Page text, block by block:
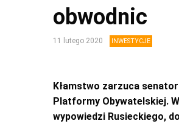
obwodnic
11 lutego 2020 INWESTYCJE
Kłamstwo zarzuca
Platformy Obywatelskiej.
wypowiedzi Rusieckiego,